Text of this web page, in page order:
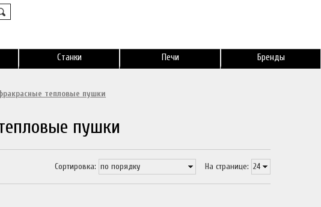
Станки Печи Бренды
тепловые пушки
пушки
На странице:
Сортировка: